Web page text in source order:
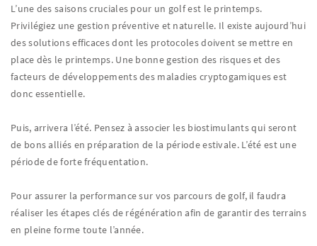
L’une des saisons cruciales pour un golf est le printemps.
Privilégiez une gestion préventive et naturelle. Il existe aujourd’hui
des solutions efficaces dont les protocoles doivent se mettre en
place dès le printemps. Une bonne gestion des risques et des
facteurs de développements des maladies cryptogamiques est
donc essentielle.
Puis, arrivera l’été. Pensez à associer les biostimulants qui seront
de bons alliés en préparation de la période estivale. L’été est une
période de forte fréquentation.
Pour assurer la performance sur vos parcours de golf, il faudra
réaliser les étapes clés de régénération afin de garantir des terrains
en pleine forme toute l’année.